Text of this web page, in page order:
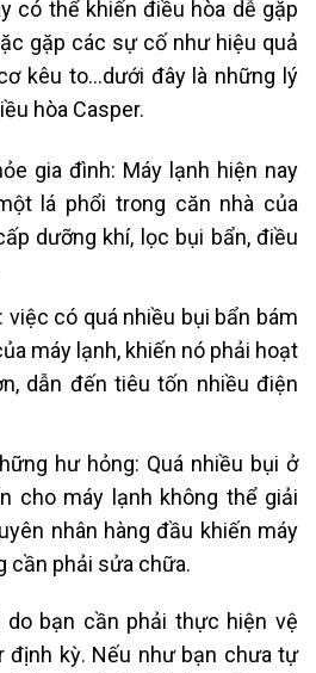
có thể khiến điều hòa dễ gặp
gặp các sự cố như hiệu quả
kêu to…dưới đây là những lý
hòa Casper.
gia đình: Máy lạnh hiện nay
lá phổi trong căn nhà của
dưỡng khí, lọc bụi bẩn, điều
việc có quá nhiều bụi bẩn bám
máy lạnh, khiến nó phải hoạt
dẫn đến tiêu tốn nhiều điện
hư hỏng: Quá nhiều bụi ở
cho máy lạnh không thể giải
nhân hàng đầu khiến máy
cần phải sửa chữa.
do bạn cần phải thực hiện vệ
định kỳ. Nếu như bạn chưa tự